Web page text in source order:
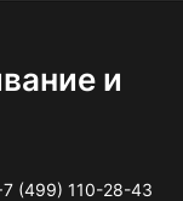
и
(499) 110-28-43